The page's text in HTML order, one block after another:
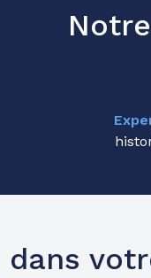
44.7km
47.3km
dans